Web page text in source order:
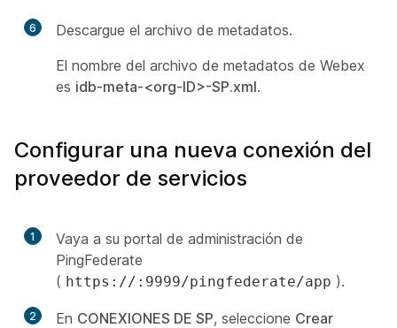
6
Descargue el archivo de metadatos.
El nombre del archivo de metadatos de Webex
es idb-meta-<org-ID>-SP.xml.
Configurar una nueva conexión del
proveedor de servicios
1
Vaya a su portal de administración de
PingFederate
( https://:9999/pingfederate/app ).
2 En CONEXIONES DE SP, seleccione Crear